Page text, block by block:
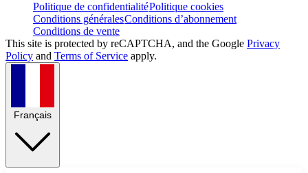
Politique de confidentialitéPolitique cookies
Conditions généralesConditions d’abonnement
Conditions de vente
This site is protected by reCAPTCHA, and the Google Privacy
Policy and Terms of Service apply.
Français